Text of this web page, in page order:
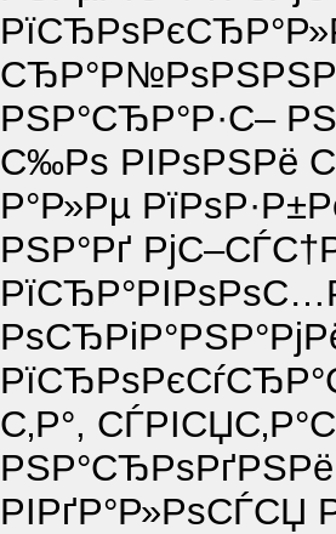
РЅР°СЂР°Р·С–
С‰Рѕ РІРѕРЅРё
Р°Р»Рµ
РЅР°Рґ
С‚Р°,
РІРґР°Р»РѕСЃСЏ